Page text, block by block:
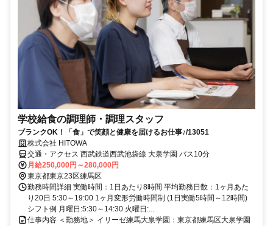
学校給食の調理師・調理スタッフ
ブランクOK！「食」で笑顔と健康を届けるお仕事♪/13051
株式会社 HITOWA
交通・アクセス 西武鉄道西武池袋線 大泉学園 バス10分
月給250,000円～280,000円
東京都東京23区練馬区
勤務時間詳細 実働時間：1日あたり8時間 平均勤務日数：1ヶ月あた
り20日 5:30～19:00 1ヶ月変形労働時間制 (1日実働5時間～12時間)
シフト例 月曜日:5:30～14:30 火曜日:...
仕事内容 ＜勤務地＞ イリーゼ練馬大泉学園：東京都練馬区大泉学園